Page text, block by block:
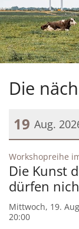
Die
19 Aug.
Datum: 19.
Workshopreihe
Die Kunst
dürfen
Mittwoch, 19.
20:00